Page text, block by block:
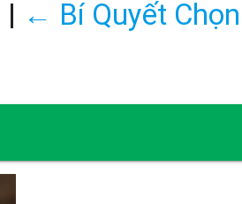
| ← Bí Quyết